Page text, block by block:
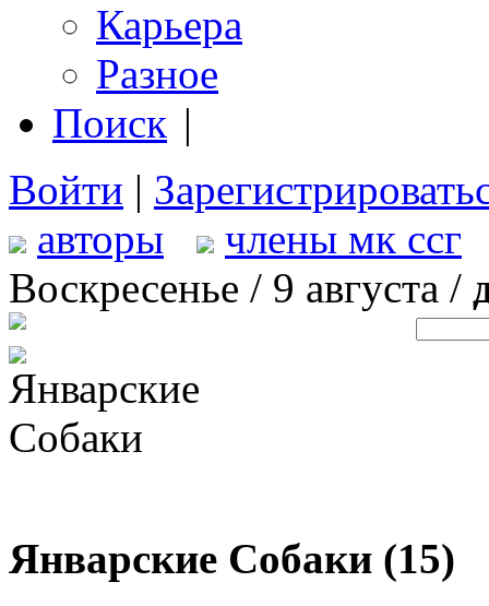
Карьера
Разное
Поиск |
Войти |
авторы
члены мк ссг
Воскресенье / 9 августа /
Январские Собаки (15)